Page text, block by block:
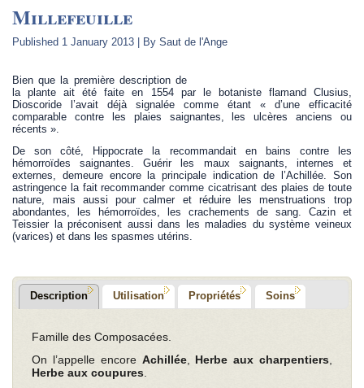
Millefeuille
Published 1 January 2013 By Saut de l'Ange
Bien que la première description de
la plante ait été faite en 1554 par le botaniste flamand Clusius,
Dioscoride l’avait déjà signalée comme étant « d’une efficacité
comparable contre les plaies saignantes, les ulcères anciens ou
récents ».
De son côté, Hippocrate la recommandait en bains contre les
hémorroïdes saignantes. Guérir les maux saignants, internes et
externes, demeure encore la principale indication de l’Achillée. Son
astringence la fait recommander comme cicatrisant des plaies de toute
nature, mais aussi pour calmer et réduire les menstruations trop
abondantes, les hémorroïdes, les crachements de sang. Cazin et
Teissier la préconisent aussi dans les maladies du système veineux
(varices) et dans les spasmes utérins.
Description Utilisation Propriétés Soins
Famille des Composacées.
On l’appelle encore Achillée, Herbe aux charpentiers,
Herbe aux coupures.